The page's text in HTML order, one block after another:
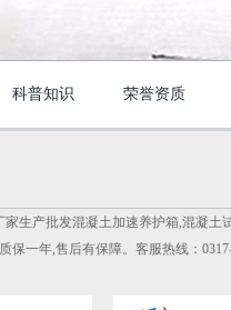
科普知识 荣誉资质
生产批发混凝土加速养护箱,混凝
保一年,售后有保障。客服热线：